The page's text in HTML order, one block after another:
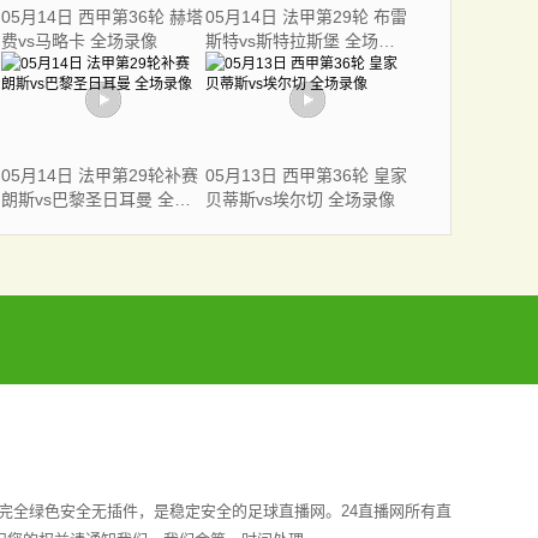
05月14日 西甲第36轮 赫塔
费vs马略卡 全场录像
05月14日 法甲第29轮 布雷
斯特vs斯特拉斯堡 全场录
像
05月14日 法甲第29轮补赛
朗斯vs巴黎圣日耳曼 全场
05月13日 西甲第36轮 皇家
贝蒂斯vs埃尔切 全场录像
绿色安全无插件，是稳定安全的足球直播网。24直播网所有直